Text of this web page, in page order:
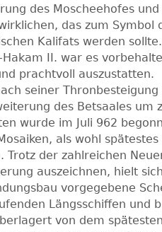
des Moscheehofes
das zum Symbol
Kalifats werden
II. war es
prachtvoll auszustatten.
seiner
des Betsaales um
wurde im Juli 962
als wohl
Trotz der zahlreichen
auszeichnen, hielt
vorgegebene
Längsschiffen und
von dem